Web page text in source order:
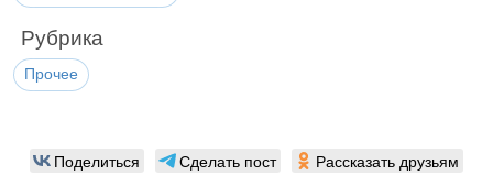
Рубрика
Прочее
Поделиться Сделать пост Рассказать друзьям